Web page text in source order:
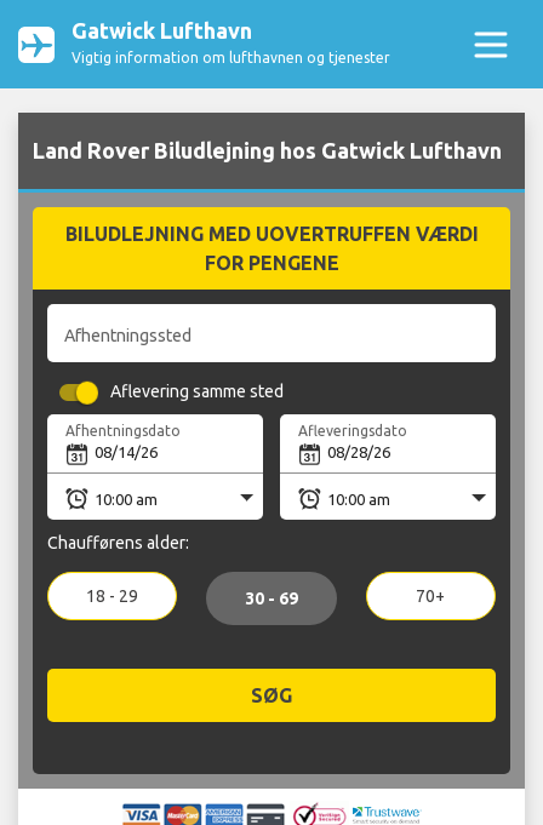
Gatwick Lufthavn
Vigtig information om lufthavnen og tjenester
Land Rover Biludlejning hos Gatwick Lufthavn
BILUDLEJNING MED UOVERTRUFFEN VÆRDI
FOR PENGENE
Afhentningssted
Aflevering samme sted
Afhentningsdato Afleveringsdato
Chaufførens alder:
18 - 29 30 - 69 70+
SØG